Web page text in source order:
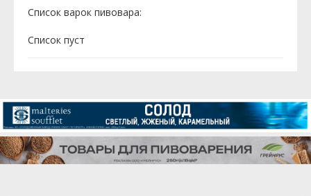
Список варок пивовара:
Cписок пуст